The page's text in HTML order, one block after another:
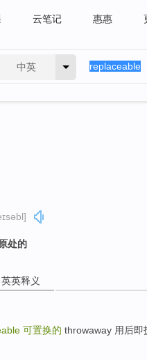
云笔记 惠惠
中英
处的
英英释义
可置换的 throwaway 用后即